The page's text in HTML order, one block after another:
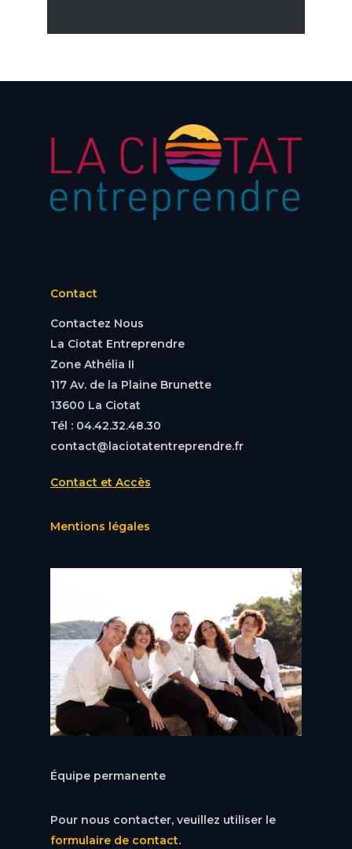
Contact
Contactez Nous
La Ciotat Entreprendre
Zone Athélia II
117 Av. de la Plaine Brunette
13600 La Ciotat
Tél : 04.42.32.48.30
contact@laciotatentreprendre.fr
Contact et Accès
Mentions légales
Équipe permanente
Pour nous contacter, veuillez utiliser le
formulaire de contact.